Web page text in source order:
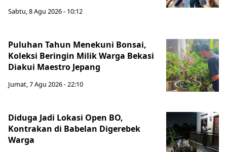
Sabtu, 8 Agu 2026 - 10:12
Puluhan Tahun Menekuni Bonsai,
Koleksi Beringin Milik Warga Bekasi
Diakui Maestro Jepang
Jumat, 7 Agu 2026 - 22:10
Diduga Jadi Lokasi Open BO,
Kontrakan di Babelan Digerebek
Warga